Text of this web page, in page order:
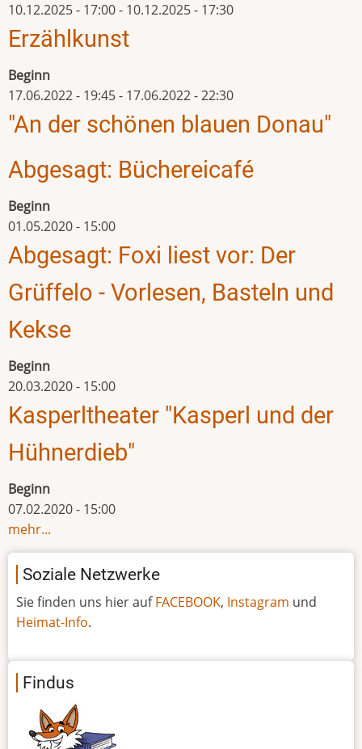
10.12.2025 - 17:00- 10.12.2025 - 17:30
Erzählkunst
Beginn
17.06.2022 - 19:45- 17.06.2022 - 22:30
"An der schönen blauen Donau"
Abgesagt: Büchereicafé
Beginn
01.05.2020 - 15:00
Abgesagt: Foxi liest vor: Der
Grüffelo - Vorlesen, Basteln und
Kekse
Beginn
20.03.2020 - 15:00
Kasperltheater "Kasperl und der
Hühnerdieb"
Beginn
07.02.2020 - 15:00
mehr...
Soziale Netzwerke
Sie finden uns hier aufFACEBOOK, Instagram und
Heimat-Info.
Findus